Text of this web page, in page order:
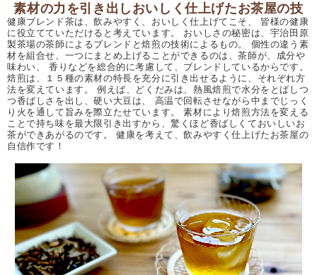
素材の力を引き出しおいしく仕上げたお茶屋の技
健康ブレンド茶は、飲みやすく、おいしく仕上げてこそ、 皆様の健康
に役立てていただけると考えています。 おいしさの秘密は、宇治田原
製茶場の茶師によるブレンドと焙煎の技術によるもの。 個性の違う素
材を組合せ、一つにまとめ上げることができるのは、茶師が、成分や
味わい、 香りなどを総合的に考慮して、ブレンドしているからです。
焙煎は、１５種の素材の特長を充分に引き出せるように、それぞれ方
法を変えています。 例えば、どくだみは、熱風焙煎で水分をとばしつ
つ香ばしさを出し、硬い大豆は、 高温で回転させながら中までじっく
り火を通して旨みを際立たせています。 素材により焙煎方法を変える
ことで持ち味を最大限引き出すから、驚くほど香ばしくておいしいお
茶ができあがるのです。 健康を考えて、飲みやすく仕上げたお茶屋の
自信作です！